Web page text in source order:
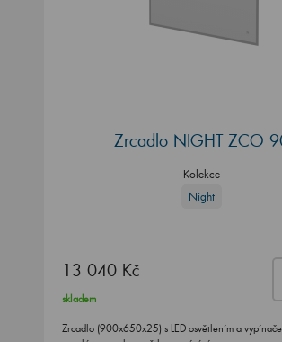
Zrcadlo NIGHT ZCO
Kolekce
Night
13 040 Kč
skladem
Zrcadlo (900x650x25) s LED osvětlením a